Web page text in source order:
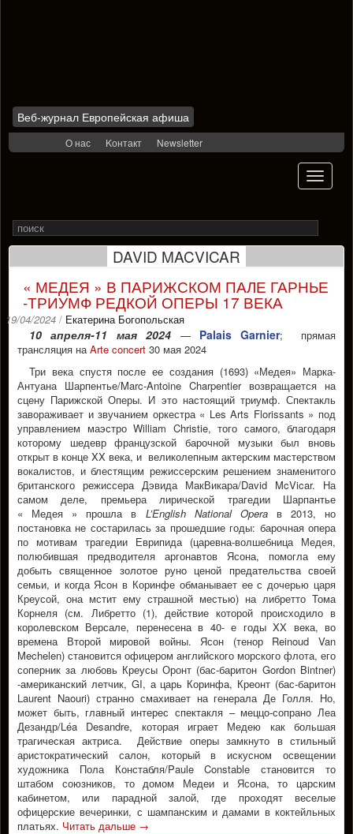
Веб-журнал Европейская афиша
О нас Kонтакт Newsletter
Toggle
Search
for
DAVID MACVICAR
« МЕДЕЯ » В ПАРИЖСКОМ ПАЛЕ ГАРНЬЕ
-ТРИУМФ РЕДКОЙ ОПЕРЫ 17 ВЕКА
19/04/2024 / Екатерина Богопольская
10 апреля-11 мая 2024 — Palais Garnier; прямая
трансляция наArte concert 30 мая 2024
Три века спустя после ее создания (1693) «Медея» Марка-
Антуана Шарпентье/Marc-Antoine Charpentier возвращается на
сцену Парижской Оперы. И это настоящий триумф. Спектакль
завораживает и звучанием оркестра « Les Arts Florissants » под
управлением маэстро William Christie, того самого, благодаря
которому шедевр французской барочной музыки был вновь
открыт в конце XX века, и великолепным актерским мастерством
вокалистов, и блестящим режиссерским решением знаменитого
британского режиссера Дэвида МакВикара/David McVicar. На
самом деле, премьера лирической трагедии Шарпантье
« Медея » прошла в L’English National Operaв 2013, но
постановка не состарилась за прошедшие годы: барочная опера
по мотивам трагедии Еврипида (царевна-волшебница Медея,
полюбившая предводителя аргонавтов Ясона, помогла ему
добыть священное золотое руно ценой предательства своей
семьи, и когда Ясон в Коринфе обманывает ее с дочерью царя
Креусой, она мстит ему страшной местью) на либретто Тома
Корнеля (см. Либретто (1), действие которой происходило в
королевском Версале, перенесена в 40- е годы XX века, во
времена Второй мировой войны. Ясон (тенор Reinoud Van
Mechelen) становится офицером английского морского флота, его
соперник за любовь Креусы Оронт (бас-баритон Gordon Bintner)
-американский летчик, GI, а царь Коринфа, Креонт (бас-баритон
Laurent Naouri) странно смахивает на генерала Де Голля. Но,
может быть, главный интерес спектакля – меццо-сопрано Леа
Дезандр/Léa Desandre, которая играет Медею как большая
трагическая актриса. Действие оперы замкнуто в стильный
аристократический салон, который в искусном освещении
художника Пола Констабля/Paule Constable становится то
штабом союзников, то домом Медеи и Ясона, то царским
кабинетом, или парадной залой, где проходят веселые
офицерские вечеринки, с шампанским и дамами в коктейльных
платьях. Читать дальше →